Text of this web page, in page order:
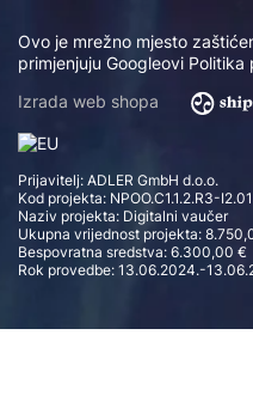
Ovo je mrežno mjesto
primjenjuju Googleovi Politika
Izrada web shopa
Prijavitelj: ADLER GmbH d.o.o.
Kod projekta: NPOO.C1.1.2.R3-
Naziv projekta: Digitalni vaučer
Ukupna vrijednost projekta:
Bespovratna sredstva: 6.300,00 €
Rok provedbe: 13.06.2024.-